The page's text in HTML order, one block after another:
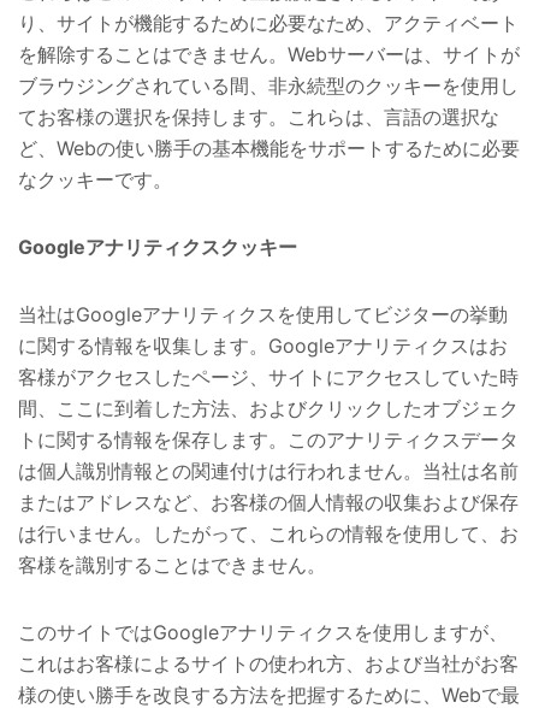
り、サイトが機能するために必要なため、アクティベート
を解除することはできません。Webサーバーは、サイトが
ブラウジングされている間、非永続型のクッキーを使用し
てお客様の選択を保持します。これらは、言語の選択な
ど、Webの使い勝手の基本機能をサポートするために必要
なクッキーです。
Googleアナリティクスクッキー
当社はGoogleアナリティクスを使用してビジターの挙動
に関する情報を収集します。Googleアナリティクスはお
客様がアクセスしたページ、サイトにアクセスしていた時
間、ここに到着した方法、およびクリックしたオブジェク
トに関する情報を保存します。このアナリティクスデータ
は個人識別情報との関連付けは行われません。当社は名前
またはアドレスなど、お客様の個人情報の収集および保存
は行いません。したがって、これらの情報を使用して、お
客様を識別することはできません。
このサイトではGoogleアナリティクスを使用しますが、
これはお客様によるサイトの使われ方、および当社がお客
様の使い勝手を改良する方法を把握するために、Webで最